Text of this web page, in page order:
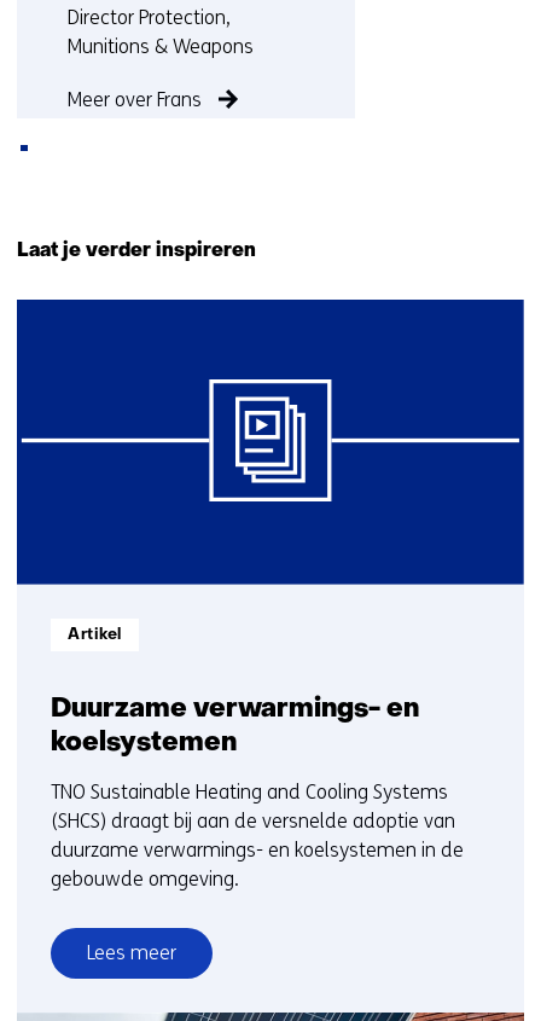
Functie:
Director Protection,
Munitions & Weapons
Meer over Frans
(Neem
ons
op)
Laat je verder inspireren
1
4
Duurzame verwarmings- en
koelsystemen
Informatietype:
Artikel
TNO Sustainable Heating and Cooling Systems
(SHCS) draagt bij aan de versnelde adoptie van
duurzame verwarmings- en koelsystemen in de
gebouwde omgeving.
Lees meer
over
Duurzame